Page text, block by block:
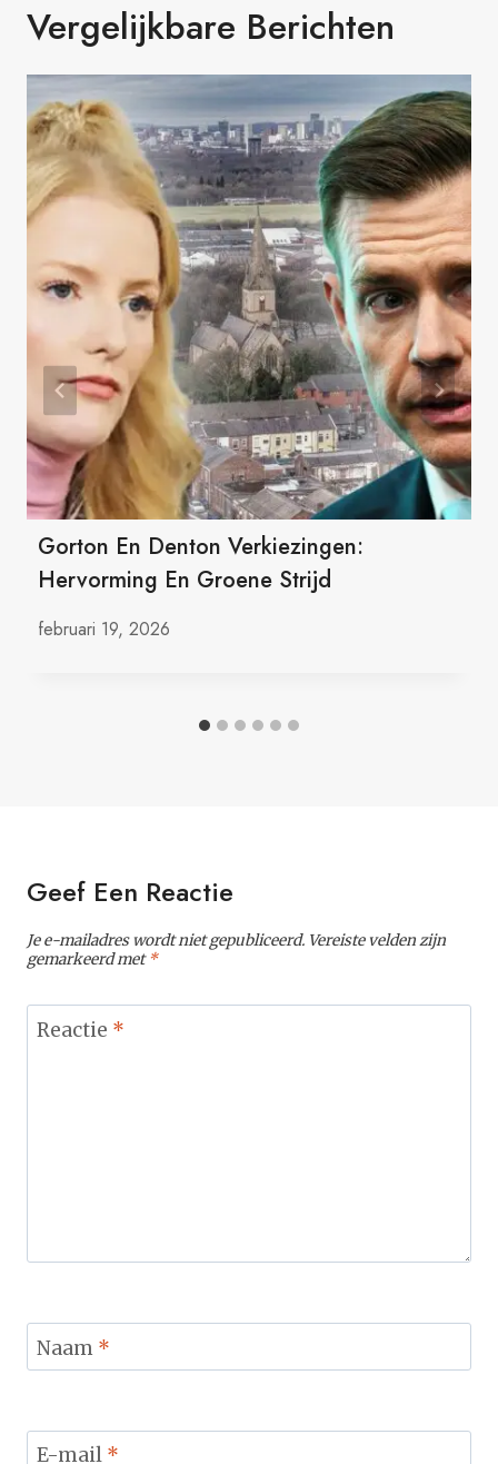
Vergelijkbare Berichten
Gorton En Denton Verkiezingen:
Hervorming En Groene Strijd
februari 19, 2026
Geef Een Reactie
Je e-mailadres wordt niet gepubliceerd. Vereiste velden zijn
gemarkeerd met*
Reactie *
Naam *
E-mail *